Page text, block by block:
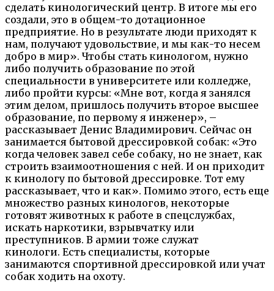
сделать кинологический центр. В итоге мы его
создали, это в общем-то дотационное
предприятие. Но в результате люди приходят к
нам, получают удовольствие, и мы как-то несем
добро в мир». Чтобы стать кинологом, нужно
либо получить образование по этой
специальности в университете или колледже,
либо пройти курсы: «Мне вот, когда я занялся
этим делом, пришлось получить второе высшее
образование, по первому я инженер», –
рассказывает Денис Владимирович. Сейчас он
занимается бытовой дрессировкой собак: «Это
когда человек завел себе собаку, но не знает, как
строить взаимоотношения с ней. И он приходит
к кинологу по бытовой дрессировке. Тот ему
рассказывает, что и как». Помимо этого, есть еще
множество разных кинологов, некоторые
готовят животных к работе в спецслужбах,
искать наркотики, взрывчатку или
преступников. В армии тоже служат
кинологи. Есть специалисты, которые
занимаются спортивной дрессировкой или учат
собак ходить на охоту.